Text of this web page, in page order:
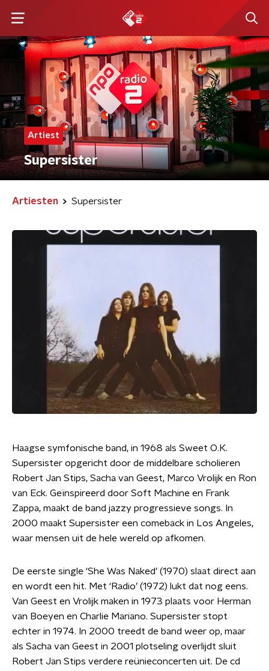
Artiest
Supersister
Artiesten Supersister
Haagse symfonische band, in 1968 als Sweet O.K.
Supersister opgericht door de middelbare scholieren
Robert Jan Stips, Sacha van Geest, Marco Vrolijk en Ron
van Eck. Geïnspireerd door Soft Machine en Frank
Zappa, maakt de band jazzy progressieve songs. In
2000 maakt Supersister een comeback in Los Angeles,
waar mensen uit de hele wereld op afkomen.
De eerste single ‘She Was Naked’ (1970) slaat direct aan
en wordt een hit. Met ‘Radio’ (1972) lukt dat nog eens.
Van Geest en Vrolijk maken in 1973 plaats voor Herman
van Boeyen en Charlie Mariano. Supersister stopt
echter in 1974. In 2000 treedt de band weer op, maar
als Sacha van Geest in 2001 plotseling overlijdt sluit
Robert Jan Stips verdere reünieconcerten uit. De cd